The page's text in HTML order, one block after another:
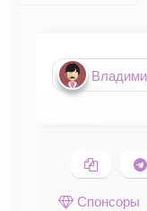
Спонсоры